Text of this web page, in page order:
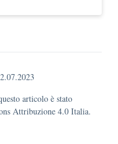
articolo è stato
Attribuzione 4.0 Italia.